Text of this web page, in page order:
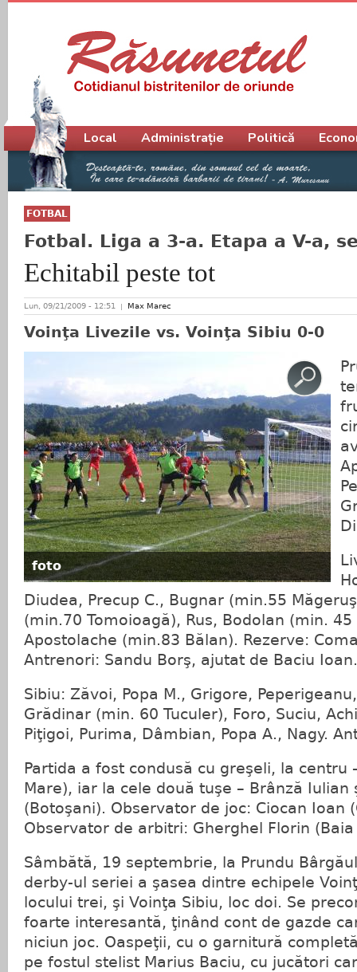
FOTBAL
Fotbal. Liga a 3-a. Etapa a V-a,
Echitabil peste tot
Lun, 09/21/2009 - 12:51 Max Marec
Voinţa Livezile vs. Voinţa Sibiu 0-0
foto
Diudea, Precup C., Bugnar (min.55
(min.70 Tomoioagă), Rus, Bodolan (min. 45
Apostolache (min.83 Bălan). Rezerve:
Antrenori: Sandu Borş, ajutat de Baciu Ioan.
Sibiu: Zăvoi, Popa M., Grigore,
Grădinar (min. 60 Tuculer), Foro, Suciu,
Piţigoi, Purima, Dâmbian, Popa A., Nagy.
Partida a fost condusă cu greşeli, la centru
Mare), iar la cele două tuşe – Brânză Iulian
(Botoşani). Observator de joc: Ciocan Ioan
Observator de arbitri: Gherghel Florin (Baia
Sâmbătă, 19 septembrie, la Prundu
derby-ul seriei a şasea dintre echipele
locului trei, şi Voinţa Sibiu, loc doi. Se
foarte interesantă, ţinând cont de gazde
niciun joc. Oaspeţii, cu o garnitură
pe fostul stelist Marius Baciu, cu jucători
Meniu principal
Local Administrație Politică